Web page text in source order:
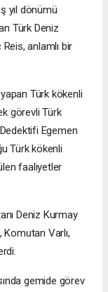
yıl dönümü
Türk Deniz
anlamlı bir
Türk kökenli
görevli Türk
Egemen
Türk kökenli
faaliyetler
Deniz Kurmay
Komutan Varlı,
gemide görev